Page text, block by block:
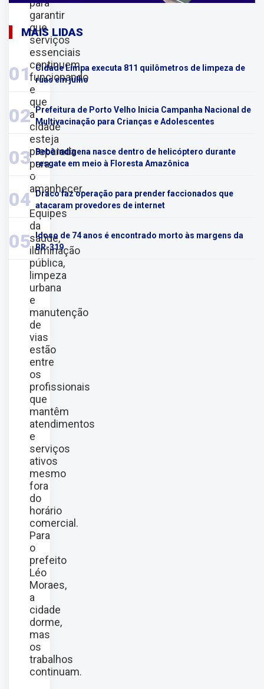
garantir
que
serviços
essenciais
continuem
funcionando
e
que
a
cidade
esteja
preparada
para
o
amanhecer.
Equipes
da
saúde,
iluminação
pública,
limpeza
urbana
e
manutenção
de
vias
estão
entre
os
profissionais
que
mantêm
atendimentos
e
serviços
ativos
mesmo
fora
do
horário
comercial.
Para
o
prefeito
Léo
Moraes,
a
cidade
dorme,
mas
os
trabalhos
continuam.
MAIS LIDAS
01 Cidade Limpa executa 811 quilômetros de limpeza de
ruas em julho
02
Prefeitura de Porto Velho Inicia Campanha Nacional de
Multivacinação para Crianças e Adolescentes
03
Bebê indígena nasce dentro de helicóptero durante
resgate em meio à Floresta Amazônica
04 Draco faz operação para prender faccionados que
atacaram provedores de internet
05
Idoso de 74 anos é encontrado morto às margens da
BR-319